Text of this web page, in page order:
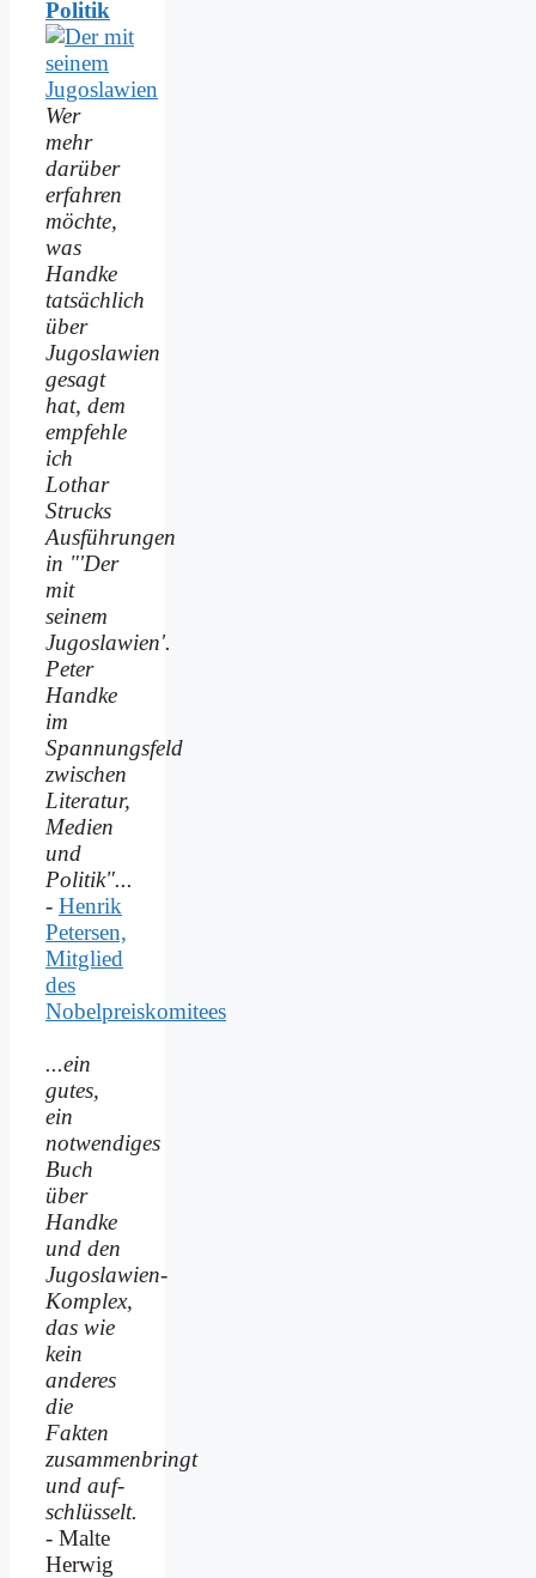
Politik
Wer
mehr
darüber
erfahren
möchte,
was
Handke
tatsächlich
über
Jugoslawien
gesagt
hat, dem
empfehle
ich
Lothar
Strucks
Ausführungen
in "'Der
mit
seinem
Jugoslawien'.
Peter
Handke
im
Spannungsfeld
zwischen
Literatur,
Medien
und
Politik"...
- Henrik
Petersen,
Mitglied
des
Nobelpreiskomitees
...ein
gutes,
ein
notwendiges
Buch
über
Handke
und den
Jugoslawien-
Komplex,
das wie
kein
anderes
die
Fakten
zusammenbringt
und auf­
schlüsselt.
- Malte
Herwig